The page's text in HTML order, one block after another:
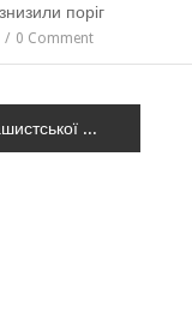
поріг
0 Comment
Учасників антифашистської акції в Києві закидали петардами, поліція затримала 11 осіб